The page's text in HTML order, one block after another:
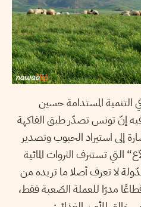
التنمية المستدامة حسين
إنّ تونس تصدّر طبق الفاكهة
إلى استيراد الحبوب وتصدير
التي تستنزف الثروات المائية
لا تعرف أصلا ما تريده من
مدرّا للعملة الصّعبة فقط،